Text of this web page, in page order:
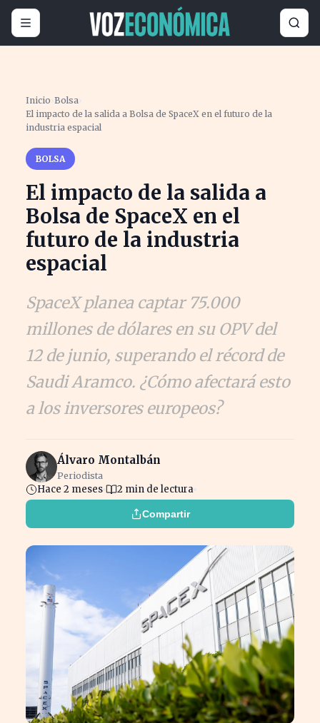
Inicio ›Bolsa›
El impacto de la salida a Bolsa de SpaceX en el futuro de la
industria espacial
BOLSA
El impacto de la salida a
Bolsa de SpaceX en el
futuro de la industria
espacial
SpaceX planea captar 75.000
millones de dólares en su OPV del
12 de junio, superando el récord de
Saudi Aramco. ¿Cómo afectará esto
a los inversores europeos?
Álvaro Montalbán
Periodista
Hace 2 meses 2 min de lectura
Compartir